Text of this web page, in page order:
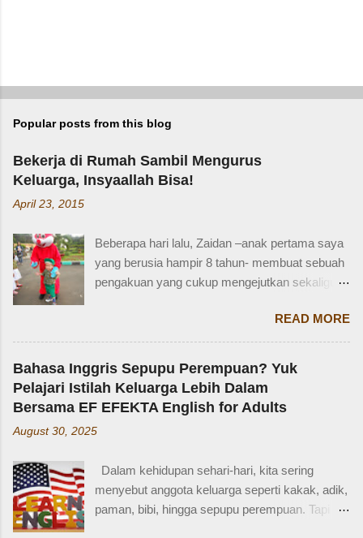
Popular posts from this blog
Bekerja di Rumah Sambil Mengurus
Keluarga, Insyaallah Bisa!
April 23, 2015
Beberapa hari lalu, Zaidan –anak pertama saya
yang berusia hampir 8 tahun- membuat sebuah
pengakuan yang cukup mengejutkan sekaligus
Zaidan: “Mi, waktu kakak kecil, kakak pernah
ditinggal beli sayur sama mba. Waktu itu
kakaknya lagi tidur. Terus kakak nangis. Sama
tetangga, kakak diajak main dan dipinjami
mainan.” Saya langsung memberondong Zaidan
dengan berbagai pertanyaan. Mbak yang
mana? Tetangga yang mana? Kejadiannya
tidak ingat detailnya. Ayau, mungkin juga dia
terkejut juga dengan reaksi saya. Bagaimana
tidak terkejut. Saya taksir usia Zaidan sekitar
READ MORE
Bahasa Inggris Sepupu Perempuan? Yuk
Pelajari Istilah Keluarga Lebih Dalam
Bersama EF EFEKTA English for Adults
August 30, 2025
Dalam kehidupan sehari-hari, kita sering
menyebut anggota keluarga seperti kakak, adik,
paman, bibi, hingga sepupu perempuan. Tapi